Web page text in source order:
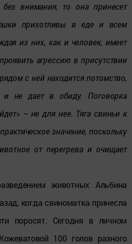
без внимания, то она принесет
прихотливы в еде и всем
из них, как и человек, имеет
агрессию в присутствии
с ней находится потомство,
и не дает в обиду. Поговорка
– не для нее. Тяга свиньи к
значение, поскольку
от перегрева и очищает
животных Альбина
когда свиноматка принесла
поросят. Сегодня в личном
100 голов разного